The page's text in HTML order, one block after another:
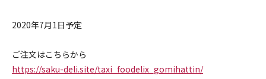
2020年7月1日予定
ご注文はこちらから
https://saku-deli.site/taxi_ foodelix_gomihattin/